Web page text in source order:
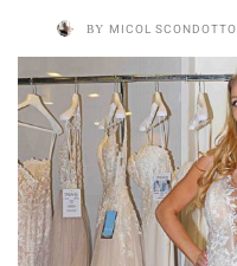
BY MICOL SCONDOTTO